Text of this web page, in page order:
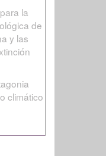
la
de
y las
climático